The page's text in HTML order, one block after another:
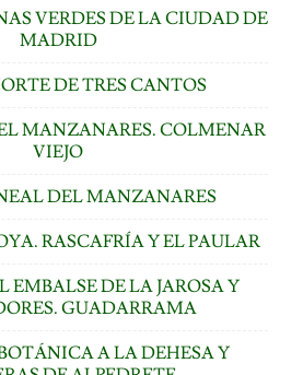
VERDES DE LA CIUDAD DE
MADRID
DE TRES CANTOS
MANZANARES. COLMENAR
VIEJO
DEL MANZANARES
RASCAFRÍA Y EL PAULAR
EMBALSE DE LA JAROSA Y
GUADARRAMA
A LA DEHESA Y